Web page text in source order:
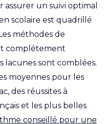
assurer un suivi optimal
scolaire est quadrillé
méthodes de
complétement
lacunes sont comblées.
moyennes pour les
des réussites à
et les plus belles
conseillé pour une